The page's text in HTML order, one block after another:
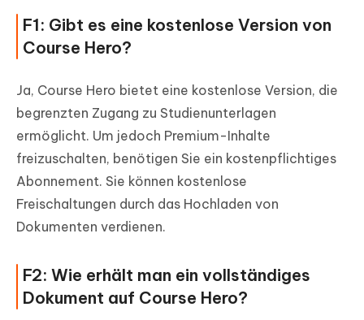
F1: Gibt es eine kostenlose Version von
Course Hero?
Ja, Course Hero bietet eine kostenlose Version, die
begrenzten Zugang zu Studienunterlagen
ermöglicht. Um jedoch Premium-Inhalte
freizuschalten, benötigen Sie ein kostenpflichtiges
Abonnement. Sie können kostenlose
Freischaltungen durch das Hochladen von
Dokumenten verdienen.
F2: Wie erhält man ein vollständiges
Dokument auf Course Hero?